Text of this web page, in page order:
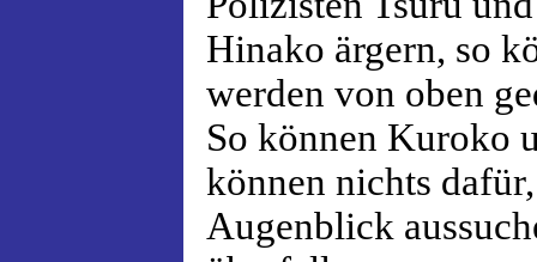
Hinako ärgern, so
werden von oben
So können Kuroko
können nichts
Augenblick